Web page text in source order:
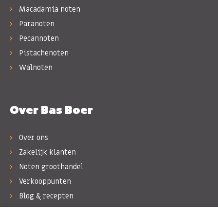
Macadamia noten
Paranoten
Pecannoten
Pistachenoten
Walnoten
Over Bas Boer
Over ons
Zakelijk klanten
Noten groothandel
Verkooppunten
Blog & recepten
Werken bij Bas Boer Noten